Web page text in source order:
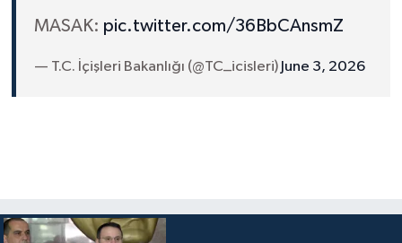
MASAK: pic.twitter.com/36BbCAnsmZ
— T.C. İçişleri Bakanlığı (@TC_icisleri) June 3, 2026